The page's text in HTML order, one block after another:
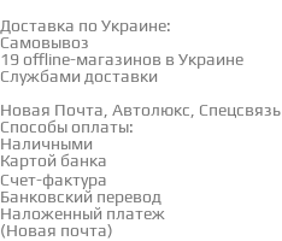
Доставка по Украине:
Самовывоз
19 offline-магазинов в Украине
Службами доставки
Новая Почта, Автолюкс, Спецсвязь
Способы оплаты:
Наличными
Картой банка
Счет-фактура
Банковский перевод
Наложенный платеж
(Новая почта)